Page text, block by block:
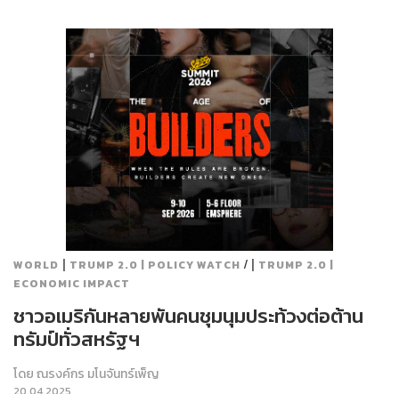
WORLD | TRUMP 2.0 | POLICY WATCH / | TRUMP 2.0 |
ECONOMIC IMPACT
ชาวอเมริกันหลายพันคนชุมนุมประท้วงต่อต้าน
ทรัมป์ทั่วสหรัฐฯ
โดยณรงค์กร มโนจันทร์เพ็ญ